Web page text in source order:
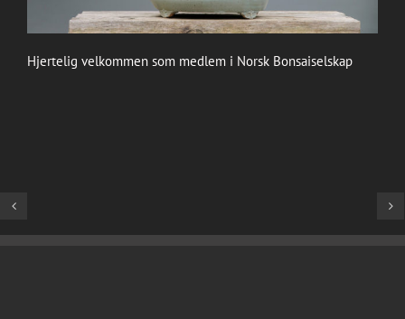
Hjertelig velkommen som medlem i Norsk Bonsaiselskap